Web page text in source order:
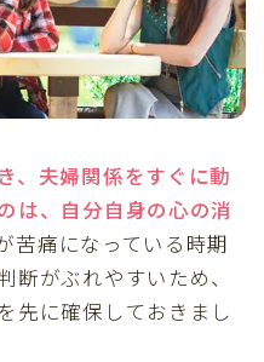
、夫婦関係をすぐに動
は、自分自身の心の消
苦痛になっている時期
断がぶれやすいため、
先に確保しておきまし